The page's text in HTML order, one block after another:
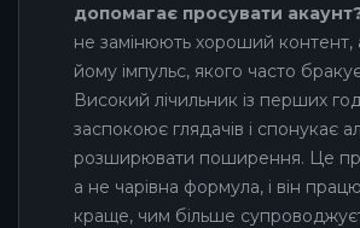
допомагає просувати
не замінюють хороший контент,
йому імпульс, якого часто
Високий лічильник із перших
заспокоює глядачів і спонукає
розширювати поширення. Це
а не чарівна формула, і він
краще, чим більше